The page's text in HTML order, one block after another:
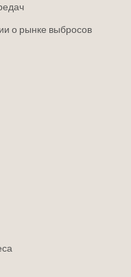
о рынке выбросов